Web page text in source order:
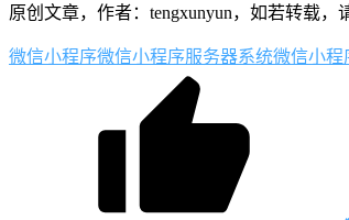
原创文章，作者：tengxunyun，如若转载，
微信小程序微信小程序服务器系统微信小程